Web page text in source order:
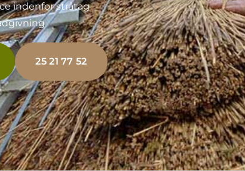
indenfor stråtag
25 21 77 52